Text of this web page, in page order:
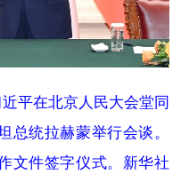
平在北京人民大会堂同
统拉赫蒙举行会谈。
文件签字仪式。新华社